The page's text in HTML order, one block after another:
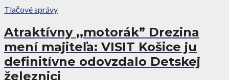
Tlačové správy
Atraktívny ,,motorák” Drezina
mení majiteľa: VISIT Košice ju
definitívne odovzdalo Detskej
železnici